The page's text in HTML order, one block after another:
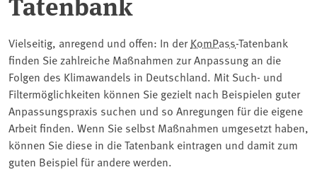
Vielseitig, anregend und offen: In der ⁠KomPass⁠-Tatenbank
finden Sie zahlreiche Maßnahmen zur Anpassung an die
Folgen des Klimawandels in Deutschland. Mit Such- und
Filtermöglichkeiten können Sie gezielt nach Beispielen guter
Anpassungspraxis suchen und so Anregungen für die eigene
Arbeit finden. Wenn Sie selbst Maßnahmen umgesetzt haben,
können Sie diese in die Tatenbank eintragen und damit zum
guten Beispiel für andere werden.